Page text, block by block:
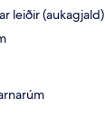
leiðir (aukagjald)